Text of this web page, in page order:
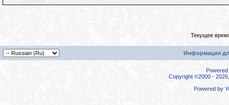
Текущее
Информация
Copyright ©2000 -
Powered by